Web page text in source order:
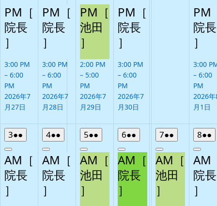
PM［
院長
］
3:00 PM
– 6:00
PM
2026年7
月27日
PM［
院長
］
3:00 PM
– 6:00
PM
2026年7
月28日
PM［
池田
］
2:00 PM
– 5:00
PM
2026年7
月29日
PM［
院長
］
3:00 PM
– 6:00
PM
2026年7
月30日
PM
院長
］
3:00
– 6:00
PM
2026
月1日
32026
年
8
月
3
●●
件
の
イ
ベ
Close
AM［
院長
］
42026
年
8
月
4
●●
件
の
イ
ベ
Close
AM［
院長
］
52026
年
8
月
5
●●
件
の
イ
ベ
Close
AM［
池田
］
62026
年
8
月
6
●●
件
の
イ
ベ
Close
AM［
院長
］
72026
年
8
月
7
●●
件
の
イ
ベ
Close
AM［
池田
］
8
年
8
月
8
●●
Close
AM
院長
］